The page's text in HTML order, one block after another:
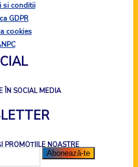
si conditii
GDPR
cookies
ÎN SOCIAL MEDIA
PROMOȚIILE NOASTRE